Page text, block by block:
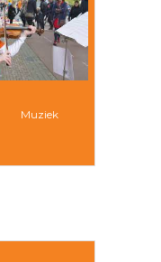
Muziek